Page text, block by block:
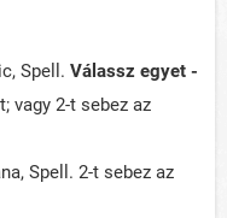
Spell. Válassz egyet -
vagy 2-t sebez az
Spell. 2-t sebez az